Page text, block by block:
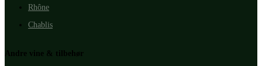
Rhône
Chablis
Andre vine & tilbehør